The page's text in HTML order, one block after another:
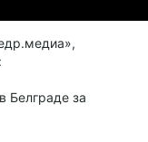
Белграде за